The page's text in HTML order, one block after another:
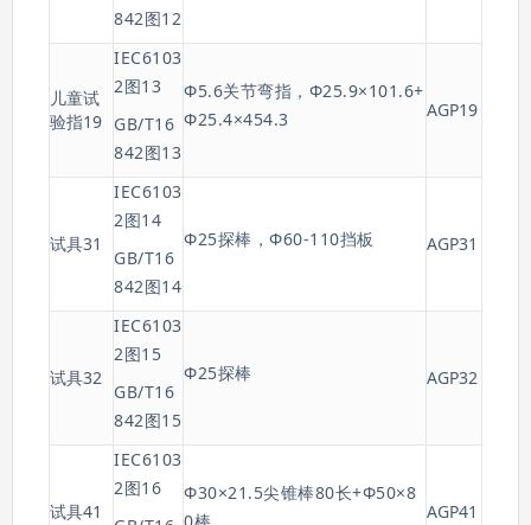
842图12
儿童试
验指19
IEC6103
2图13
GB/T16
842图13
Φ5.6关节弯指，Φ25.9×101.6+
Φ25.4×454.3
AGP19
试具31
IEC6103
2图14
GB/T16
842图14
Φ25探棒，Φ60-110挡板 AGP31
试具32
IEC6103
2图15
GB/T16
842图15
Φ25探棒 AGP32
试具41
IEC6103
2图16
Φ30×21.5尖锥棒80长+Φ50×8
AGP41